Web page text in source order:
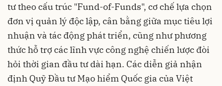
tư theo cấu trúc "Fund-of-Funds", cơ chế lựa chọn
đơn vị quản lý độc lập, cân bằng giữa mục tiêu lợi
nhuận và tác động phát triển, cũng như phương
thức hỗ trợ các lĩnh vực công nghệ chiến lược đòi
hỏi thời gian đầu tư dài hạn. Các diễn giả nhận
định Quỹ Đầu tư Mạo hiểm Quốc gia của Việt